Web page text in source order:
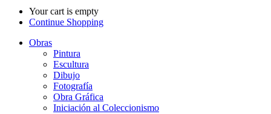
Your cart is empty
Continue Shopping
Obras
Pintura
Escultura
Dibujo
Fotografía
Obra Gráfica
Iniciación al Coleccionismo